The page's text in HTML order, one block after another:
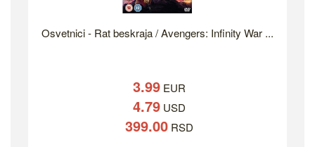
Osvetnici - Rat beskraja / Avengers: Infinity War ...
3.99 EUR
4.79 USD
399.00 RSD